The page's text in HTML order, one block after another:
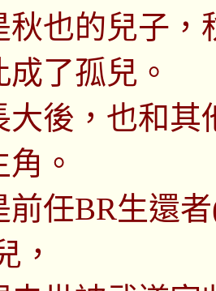
秋也的兒子
了孤兒。
大後，也和
。
前任BR生還
，